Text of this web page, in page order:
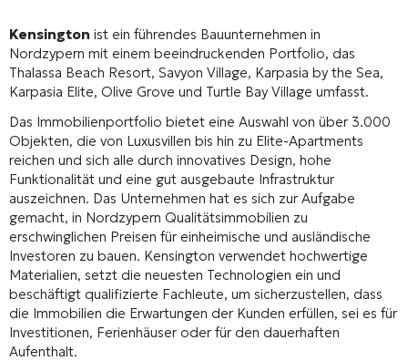
Kensington ist ein führendes Bauunternehmen in
Nordzypern mit einem beeindruckenden Portfolio, das
Thalassa Beach Resort, Savyon Village, Karpasia by the Sea,
Karpasia Elite, Olive Grove und Turtle Bay Village umfasst.
Das Immobilienportfolio bietet eine Auswahl von über 3.000
Objekten, die von Luxusvillen bis hin zu Elite-Apartments
reichen und sich alle durch innovatives Design, hohe
Funktionalität und eine gut ausgebaute Infrastruktur
auszeichnen. Das Unternehmen hat es sich zur Aufgabe
gemacht, in Nordzypern Qualitätsimmobilien zu
erschwinglichen Preisen für einheimische und ausländische
Investoren zu bauen. Kensington verwendet hochwertige
Materialien, setzt die neuesten Technologien ein und
beschäftigt qualifizierte Fachleute, um sicherzustellen, dass
die Immobilien die Erwartungen der Kunden erfüllen, sei es für
Investitionen, Ferienhäuser oder für den dauerhaften
Aufenthalt.